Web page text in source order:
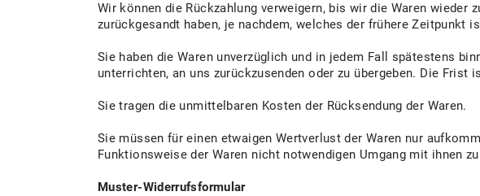
Wir können die Rückzahlung verweigern, bis wir die Waren wieder
zurückgesandt haben, je nachdem, welches der frühere Zeitpunkt
Sie haben die Waren unverzüglich und in jedem Fall spätestens
unterrichten, an uns zurückzusenden oder zu übergeben. Die Frist
Sie tragen die unmittelbaren Kosten der Rücksendung der Waren.
Sie müssen für einen etwaigen Wertverlust der Waren nur
Funktionsweise der Waren nicht notwendigen Umgang mit ihnen
Muster-Widerrufsformular